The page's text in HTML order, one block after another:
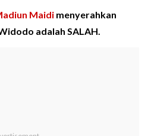
Maidi menyerahkan
adalah SALAH.